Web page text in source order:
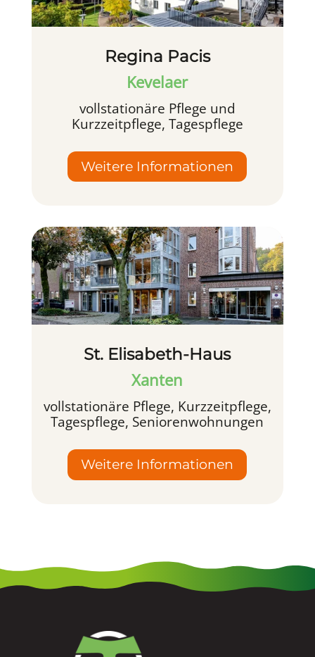
Regina Pacis
Kevelaer
vollstationäre Pflege und
Kurzzeitpflege, Tagespflege
Weitere Informationen
St. Elisabeth-Haus
Xanten
vollstationäre Pflege, Kurzzeitpflege,
Tagespflege, Seniorenwohnungen
Weitere Informationen